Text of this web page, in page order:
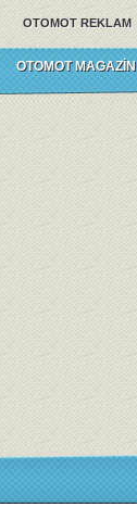
OTOMOT REKLAM
OTOMOT MAGAZIN